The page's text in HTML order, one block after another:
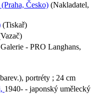
Česko) (Nakladatel,
(Tiskař)
- PRO Langhans,
portréty ; 24 cm
1940- - japonský umělecký